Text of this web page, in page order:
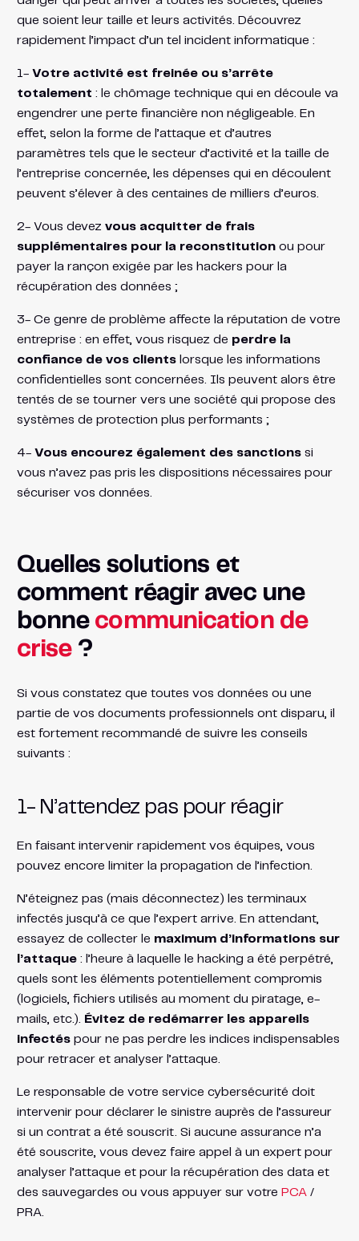
que soient leur taille et leurs activités. Découvrez
rapidement l’impact d’un tel incident informatique :
1- Votre activité est freinée ou s’arrête
totalement : le chômage technique qui en découle va
engendrer une perte financière non négligeable. En
effet, selon la forme de l’attaque et d’autres
paramètres tels que le secteur d’activité et la taille de
l’entreprise concernée, les dépenses qui en découlent
peuvent s’élever à des centaines de milliers d’euros.
2- Vous devez vous acquitter de frais
supplémentaires pour la reconstitutionou pour
payer la rançon exigée par les hackers pour la
récupération des données ;
3- Ce genre de problème affecte la réputation de votre
entreprise : en effet, vous risquez de perdre la
confiance de vos clients lorsque les informations
confidentielles sont concernées. Ils peuvent alors être
tentés de se tourner vers une société qui propose des
systèmes de protection plus performants ;
4- Vous encourez également des sanctionssi
vous n’avez pas pris les dispositions nécessaires pour
sécuriser vos données.
Quelles solutions et
comment réagir avec une
bonne communication de
crise?
Si vous constatez que toutes vos données ou une
partie de vos documents professionnels ont disparu, il
est fortement recommandé de suivre les conseils
suivants :
1- N’attendez pas pour réagir
En faisant intervenir rapidement vos équipes, vous
pouvez encore limiter la propagation de l’infection.
N’éteignez pas (mais déconnectez) les terminaux
infectés jusqu’à ce que l’expert arrive. En attendant,
essayez de collecter le maximum d’informations sur
l’attaque: l’heure à laquelle le hacking a été perpétré,
quels sont les éléments potentiellement compromis
(logiciels, fichiers utilisés au moment du piratage, e-
mails, etc.).
Évitez de redémarrer les appareils
infectéspour ne pas perdre les indices indispensables
pour retracer et analyser l’attaque.
Le responsable de votre service cybersécurité doit
intervenir pour déclarer le sinistre auprès de l’assureur
si un contrat a été souscrit. Si aucune assurance n’a
été souscrite, vous devez faire appel à un expert pour
analyser l’attaque et pour la récupération des data et
des sauvegardes ou vous appuyer sur votre PCA /
PRA.